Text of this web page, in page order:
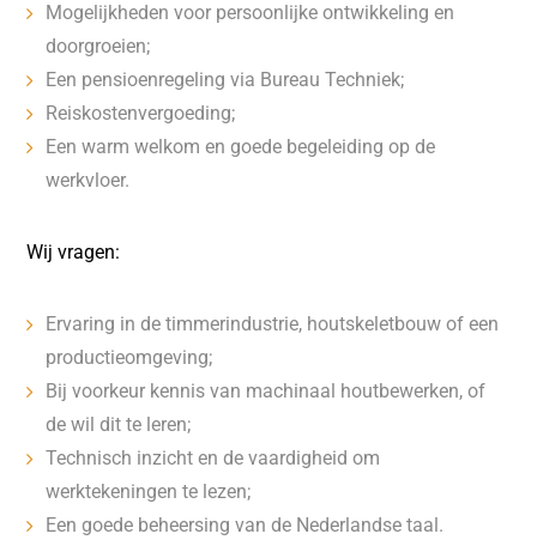
Mogelijkheden voor persoonlijke ontwikkeling en
doorgroeien;
Een pensioenregeling via Bureau Techniek;
Reiskostenvergoeding;
Een warm welkom en goede begeleiding op de
werkvloer.
Wij vragen:
Ervaring in de timmerindustrie, houtskeletbouw of een
productieomgeving;
Bij voorkeur kennis van machinaal houtbewerken, of
de wil dit te leren;
Technisch inzicht en de vaardigheid om
werktekeningen te lezen;
Een goede beheersing van de Nederlandse taal.